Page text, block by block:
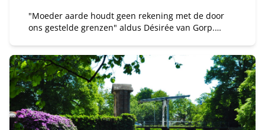
gedeelde verantwoordelijkheid
"Moeder aarde houdt geen rekening met de door
ons gestelde grenzen" aldus Désirée van Gorp.